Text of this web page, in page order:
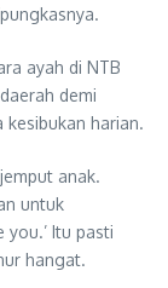
ayah di NTB
demi
harian.
anak.
untuk
Itu pasti
hangat.